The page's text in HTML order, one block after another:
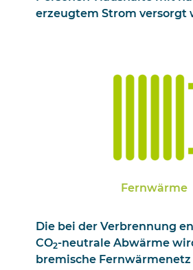
erzeugtem Strom versorgt
Fernwärme
Die bei der Verbrennung
CO2-neutrale Abwärme
bremische